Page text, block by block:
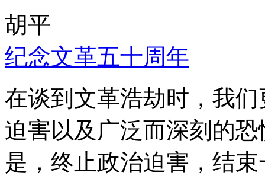
胡平
纪念文革五十周年
在谈到文革浩劫时，我
迫害以及广泛而深刻的
是，终止政治迫害，结